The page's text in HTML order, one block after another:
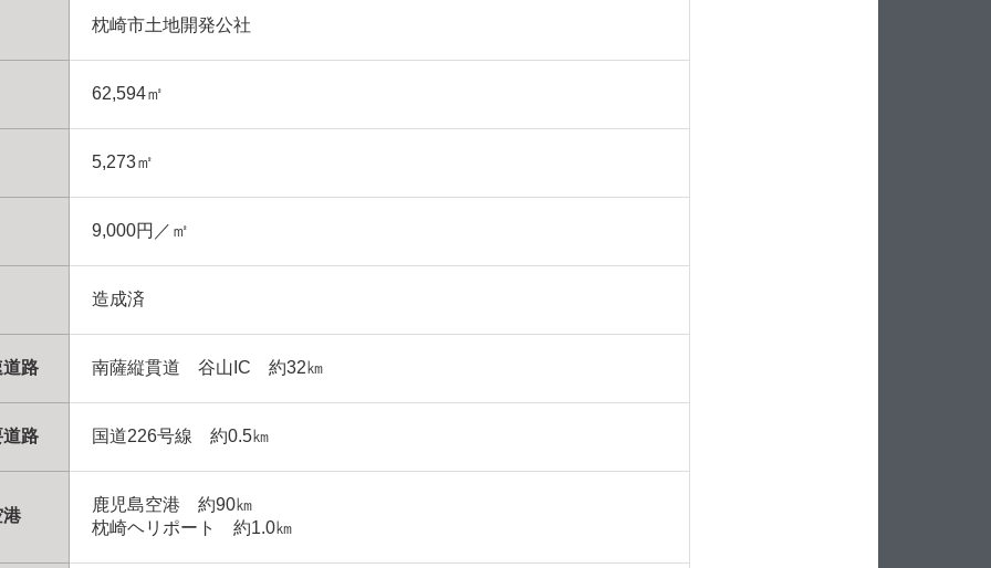
枕崎市土地開発公社
62,594㎡
5,273㎡
9,000円／㎡
造成済
路 南薩縦貫道 谷山IC 約32㎞
路 国道226号線 約0.5㎞
港
鹿児島空港 約90㎞
枕崎ヘリポート 約1.0㎞